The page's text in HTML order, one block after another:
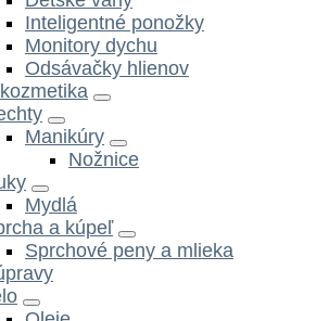
Inteligentné ponožky
Monitory dychu
Odsávačky hlienov
Manikúry
Nožnice
Mydlá
a kúpeľ
Sprchové peny a mlieka